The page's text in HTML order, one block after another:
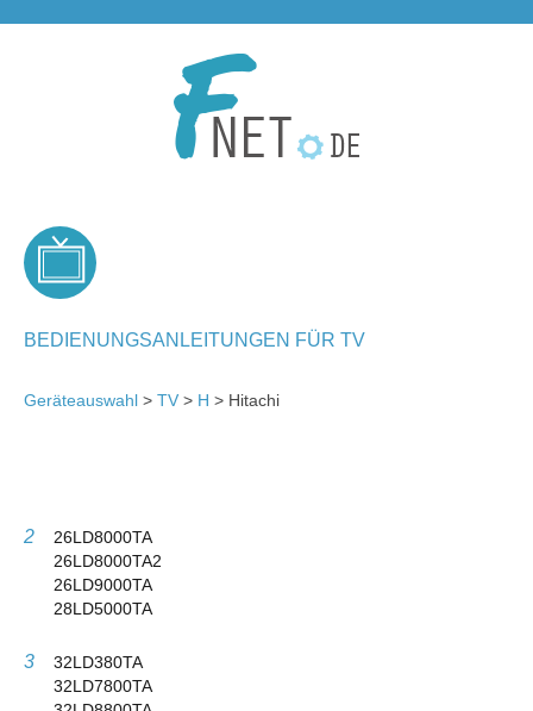
BEDIENUNGSANLEITUNGEN FÜR TV
Geräteauswahl > TV > H > Hitachi
2
26LD8000TA
26LD8000TA2
26LD9000TA
28LD5000TA
3
32LD380TA
32LD7800TA